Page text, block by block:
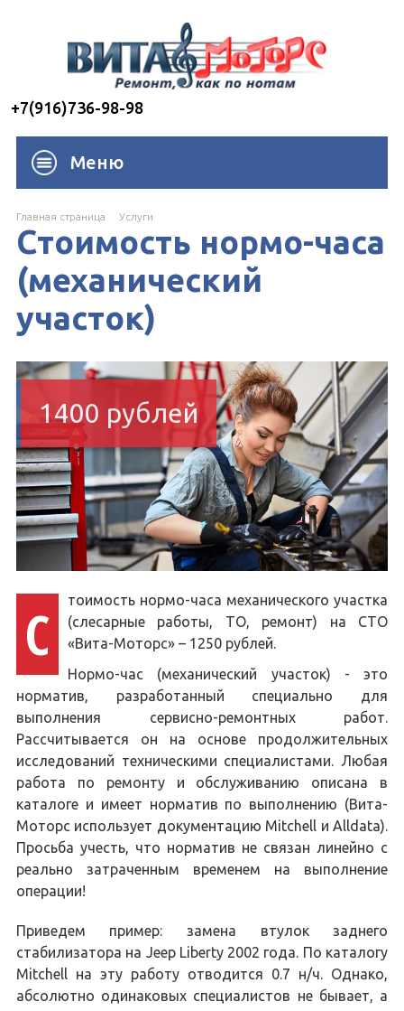
+7(916)736-98-98
Меню
Главная страница Услуги
Стоимость нормо-часа
(механический
участок)
1400 рублей
С
тоимость нормо-часа механического участка
(слесарные работы, ТО, ремонт) на СТО
«Вита-Моторс» – 1250 рублей.
Нормо-час (механический участок) - это
норматив, разработанный специально для
выполнения сервисно-ремонтных работ.
Рассчитывается он на основе продолжительных
исследований техническими специалистами. Любая
работа по ремонту и обслуживанию описана в
каталоге и имеет норматив по выполнению (Вита-
Моторс использует документацию Mitchell и Alldata).
Просьба учесть, что норматив не связан линейно с
реально затраченным временем на выполнение
операции!
Приведем пример: замена втулок заднего
стабилизатора на Jeep Liberty 2002 года. По каталогу
Mitchell на эту работу отводится 0.7 н/ч. Однако,
абсолютно одинаковых специалистов не бывает, а